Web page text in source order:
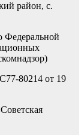
район, с.
Федеральной
80214 от 19